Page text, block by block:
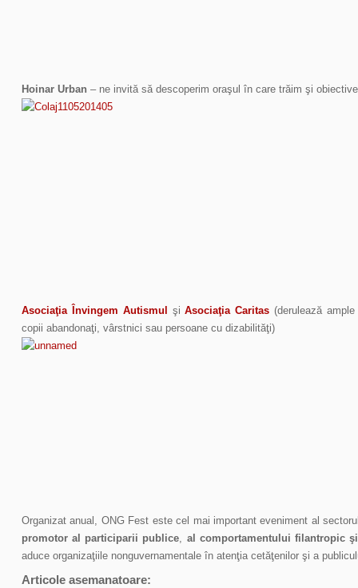
Hoinar Urban – ne invită să descoperim oraşul în care trăim şi
Asociaţia Învingem Autismul şiAsociaţia Caritas (derulează
copii abandonaţi, vârstnici sau persoane cu dizabilităţi)
Organizat anual, ONG Fest este cel mai important eveniment al
promotor al participarii publice, al comportamentului filantropic
aduce organizaţiile nonguvernamentale în atenţia cetăţenilor şi a
Articole asemanatoare: